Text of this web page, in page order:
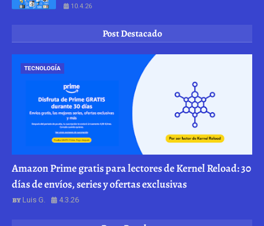
10.4.26
Post Destacado
TECNOLOGÍA
Amazon Prime gratis para lectores de Kernel Reload: 30
días de envíos, series y ofertas exclusivas
Luis G. 4.3.26